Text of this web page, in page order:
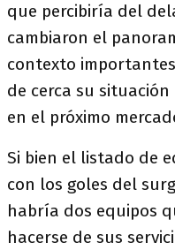
que percibiría del
cambiaron el
contexto
de cerca su
en el próximo
Si bien el listado de
con los goles del
habría dos equipos
hacerse de sus